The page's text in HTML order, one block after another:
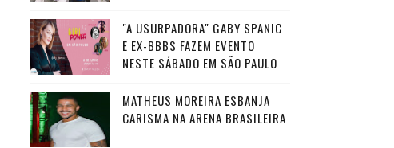
"A USURPADORA" GABY SPANIC
E EX-BBBS FAZEM EVENTO
NESTE SÁBADO EM SÃO PAULO
MATHEUS MOREIRA ESBANJA
CARISMA NA ARENA BRASILEIRA